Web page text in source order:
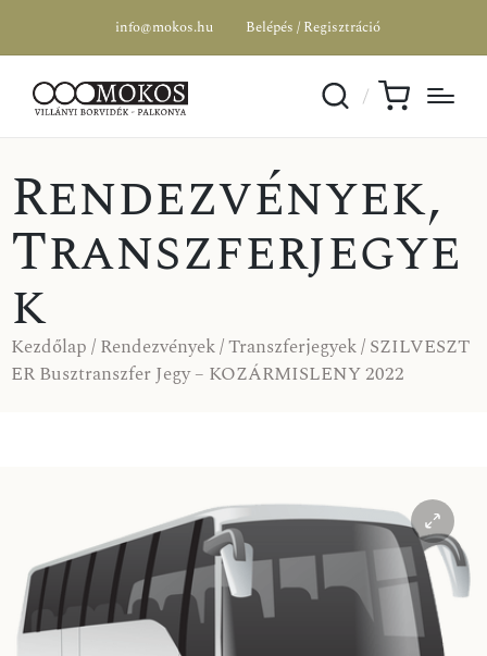
info@mokos.hu Belépés / Regisztráció
Rendezvények,
Transzferjegye
k
Kezdőlap/Rendezvények/Transzferjegyek/ SZILVESZT
ER Busztranszfer Jegy – KOZÁRMISLENY 2022